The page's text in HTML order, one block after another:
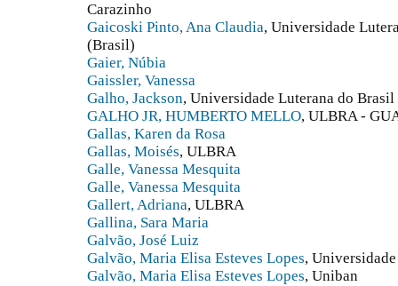
Carazinho
Gaicoski Pinto, Ana Claudia, Universidade
(Brasil)
Gaier, Núbia
Gaissler, Vanessa
Galho, Jackson, Universidade Luterana do
GALHO JR, HUMBERTO MELLO, ULBRA -
Gallas, Karen da Rosa
Gallas, Moisés, ULBRA
Galle, Vanessa Mesquita
Galle, Vanessa Mesquita
Gallert, Adriana, ULBRA
Gallina, Sara Maria
Galvão, José Luiz
Galvão, Maria Elisa Esteves Lopes,
Galvão, Maria Elisa Esteves Lopes, Uniban